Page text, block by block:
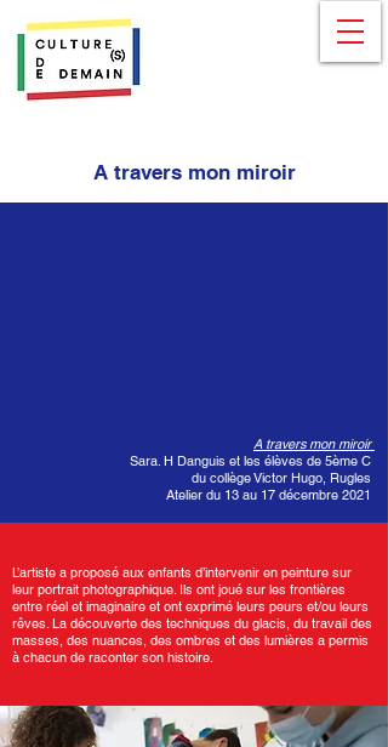
A travers mon miroir
A travers mon miroir
Sara. H Danguis et les élèves de 5ème C
du collège Victor Hugo, Rugles
Atelier du 13 au 17 décembre 2021
L’artiste a proposé aux enfants d’intervenir en peinture sur
leur portrait photographique. Ils ont joué sur les frontières
entre réel et imaginaire et ont exprimé leurs peurs et/ou leurs
rêves. La découverte des techniques du glacis, du travail des
masses, des nuances, des ombres et des lumières a permis
à chacun de raconter son histoire.